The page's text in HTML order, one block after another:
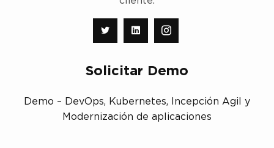
Solicitar Demo
Demo – DevOps, Kubernetes, Incepción Agil y
Modernización de aplicaciones